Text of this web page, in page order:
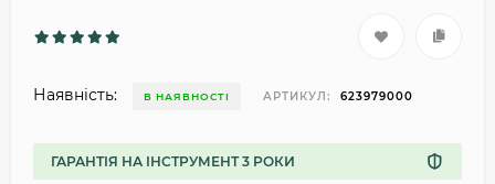
Наявність: В НАЯВНОСТІ АРТИКУЛ: 623979000
ГАРАНТІЯ НА ІНСТРУМЕНТ 3 РОКИ